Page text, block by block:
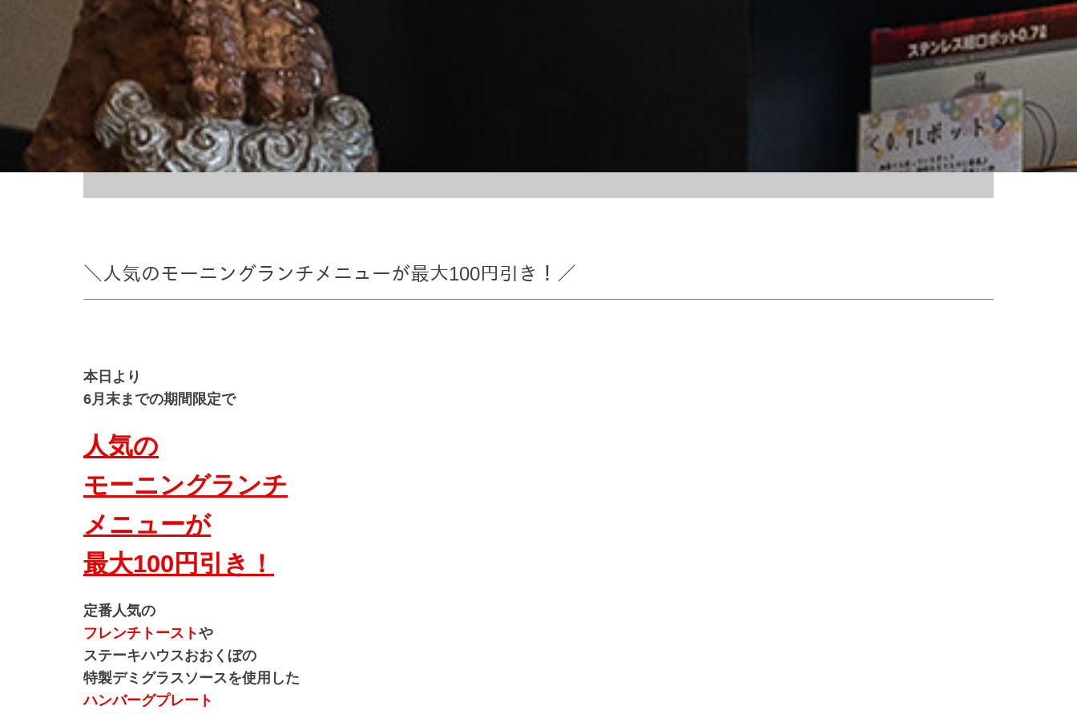
＼人気のモーニングランチメニューが最大100円引き！／
本日より
6月末までの期間限定で
人気の
モーニングランチ
メニューが
最大100円引き！
定番人気の
フレンチトーストや
ステーキハウスおおくぼの
特製デミグラスソースを使用した
ハンバーグプレート